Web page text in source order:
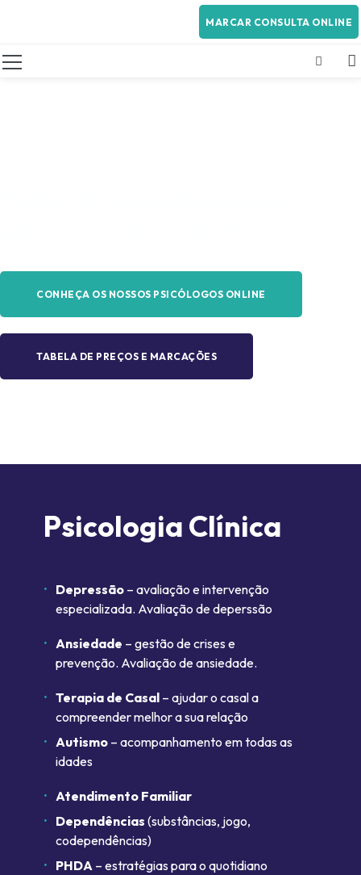
MARCAR CONSULTA ONLINE
CONHEÇA OS NOSSOS PSICÓLOGOS ONLINE
TABELA DE PREÇOS E MARCAÇÕES
Psicologia Clínica
Depressão– avaliação e intervenção
especializada. Avaliação de deperssão
Ansiedade – gestão de crises e
prevenção. Avaliação de ansiedade.
Terapia de Casal– ajudar o casal a
compreender melhor a sua relação
Autismo– acompanhamento em todas as
idades
Atendimento Familiar
Dependências (substâncias, jogo,
codependências)
PHDA– estratégias para o quotidiano